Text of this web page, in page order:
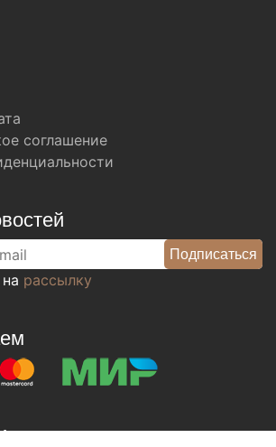
соглашение
рассылку